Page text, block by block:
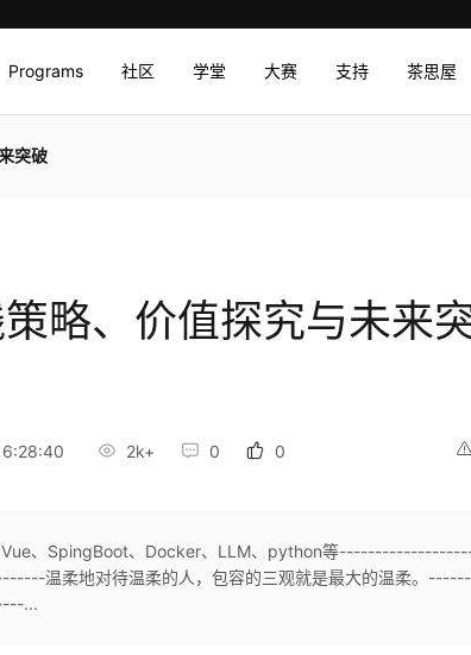
Programs 社区 学堂 大赛 支持 茶思屋
突破
略、价值探究与未来
2k+ 0 0
Vue、SpingBoot、Docker、LLM、python等
柔地对待温柔的人，包容的三观就是最大的温柔。
...